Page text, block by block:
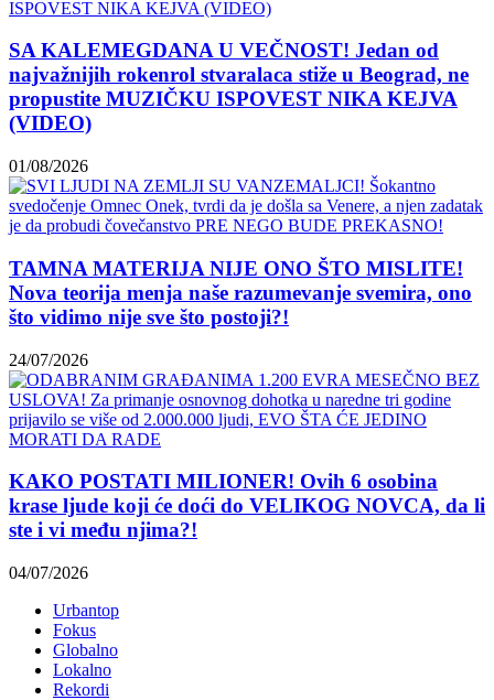
SA KALEMEGDANA U VEČNOST! Jedan od
najvažnijih rokenrol stvaralaca stiže u Beograd, ne
propustite MUZIČKU ISPOVEST NIKA KEJVA
(VIDEO)
01/08/2026
TAMNA MATERIJA NIJE ONO ŠTO MISLITE!
Nova teorija menja naše razumevanje svemira, ono
što vidimo nije sve što postoji?!
24/07/2026
KAKO POSTATI MILIONER! Ovih 6 osobina
krase ljude koji će doći do VELIKOG NOVCA, da li
ste i vi među njima?!
04/07/2026
Urbantop
Fokus
Globalno
Lokalno
Rekordi